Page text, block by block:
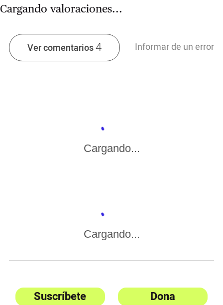
Cargando valoraciones...
Ver comentarios4 Informar de un error
Cargando...
Cargando...
Suscríbete Dona